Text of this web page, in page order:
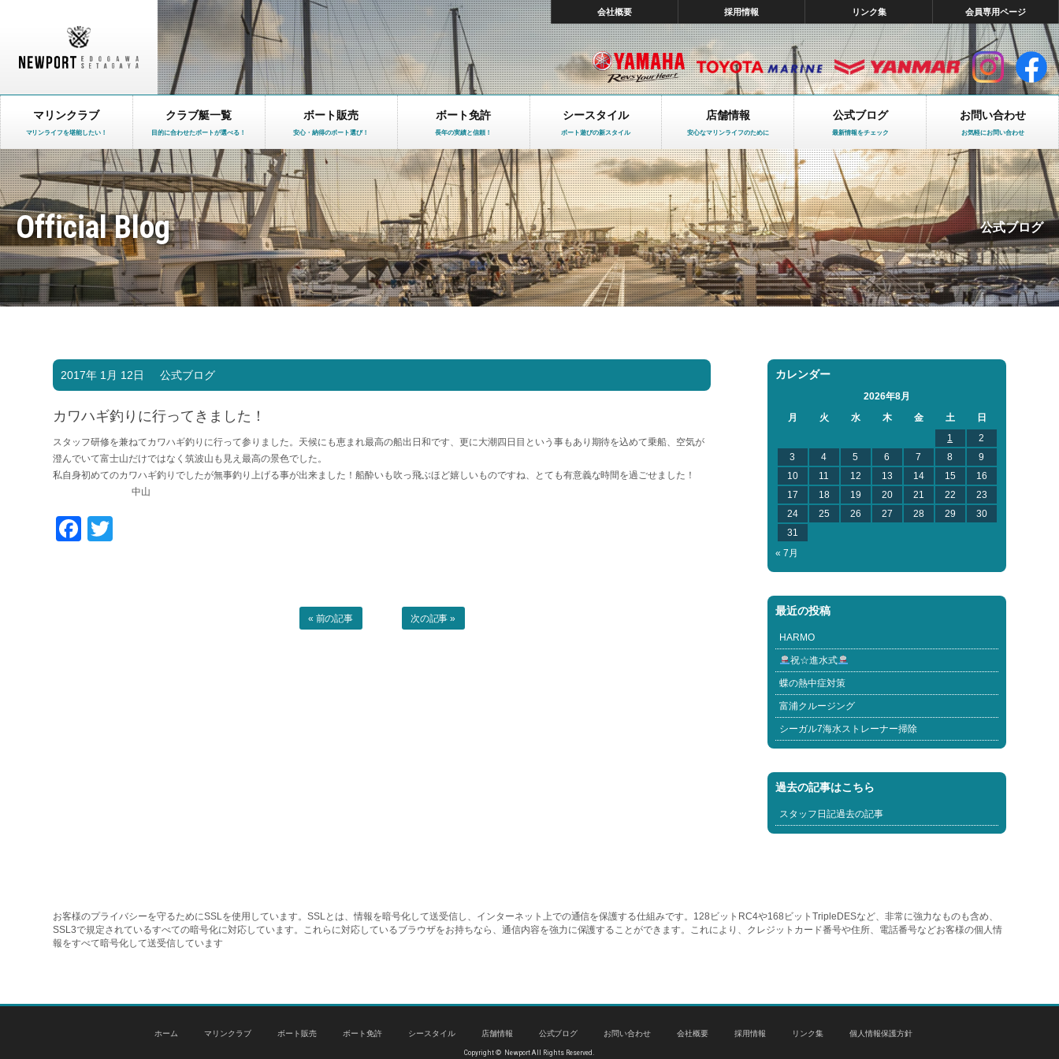
会社概要 採用情報 リンク集 会員専用ページ
マリンクラブ
マリンライフを堪能したい！
クラブ艇一覧
目的に合わせたボートが選べる！
ボート販売
安心・納得のボート選び！
ボート免許
長年の実績と信頼！
シースタイル
ボート遊びの新スタイル
店舗情報
安心なマリンライフのために
公式ブログ
最新情報をチェック
お問い合わせ
お気軽にお問い合わせ
Official Blog 公式ブログ
2017年 1月 12日 公式ブログ
カワハギ釣りに行ってきました！
スタッフ研修を兼ねてカワハギ釣りに行って参りました。天候にも恵まれ最高の船出日和です、更に大潮四日目という事もあり期待を込めて乗船、空気が
澄んでいて富士山だけではなく筑波山も見え最高の景色でした。
私自身初めてのカワハギ釣りでしたが無事釣り上げる事が出来ました！船酔いも吹っ飛ぶほど嬉しいものですね、とても有意義な時間を過ごせました！
中山
Facebook
« 前の記事 次の記事 »
カレンダー
2026年8月
月
火 水 木 金 土
日
1
2
3
4 5 6 7 8
9
10
11 12 13 14 15
16
17
18 19 20 21 22
23
24
25 26 27 28 29
30
31
« 7月
最近の投稿
HARMO
祝☆進水式
蝶の熱中症対策
富浦クルージング
シーガル7海水ストレーナー掃除
過去の記事はこちら
スタッフ日記過去の記事
お客様のプライバシーを守るためにSSLを使用しています。SSLとは、情報を暗号化して送受信し、インターネット上での通信を保護する仕組みです。128ビットRC4や168ビットTripleDESなど、非常に強力なものも含め、
SSL3で規定されているすべての暗号化に対応しています。これらに対応しているブラウザをお持ちなら、通信内容を強力に保護することができます。これにより、クレジットカード番号や住所、電話番号などお客様の個人情
報をすべて暗号化して送受信しています
ホーム マリンクラブ ボート販売 ボート免許 シースタイル 店舗情報 公式ブログ お問い合わせ 会社概要 採用情報 リンク集 個人情報保護方針
Copyright © Newport All Rights Reserved.